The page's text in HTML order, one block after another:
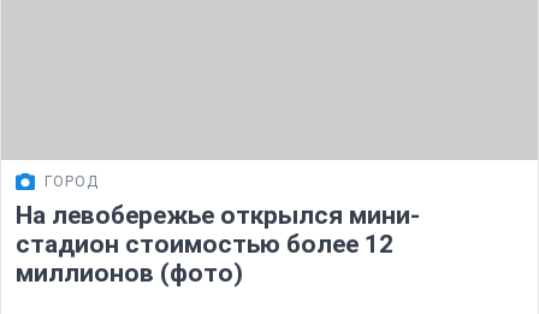
ГОРОД
На левобережье открылся мини-
стадион стоимостью более 12
миллионов (фото)